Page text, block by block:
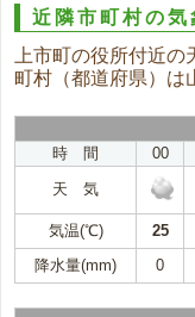
近隣市町村の
上市町の役所付近
町村（都道府県）は
時 間
00
天 気
気温(℃) 25
降水量(mm)
0